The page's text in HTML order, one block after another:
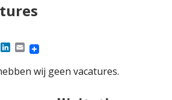
TwitterLinkedIn
Email
wij geen vacatures.